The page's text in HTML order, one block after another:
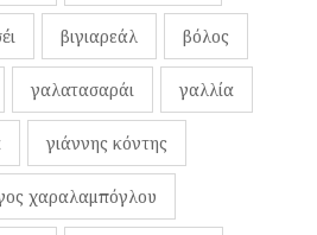
βιγιαρεάλ βόλος
γαλατασαράι γαλλία
γιάννης κόντης
χαραλαμπόγλου